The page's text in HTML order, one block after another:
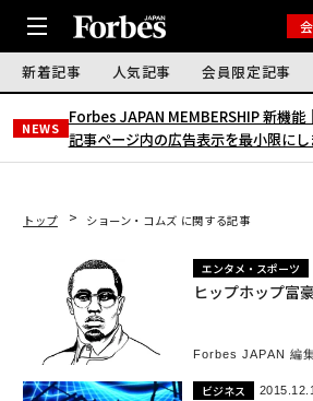
新着記事 人気記事 会員限定記事
NEWS
Forbes JAPAN MEMBERSHIP 新機能｜
記事ページ内の広告表示を最小限にし
トップ ショーン・コムズ に関する記事
エンタメ・スポーツ
ヒップホップ富
Forbes JAPAN 編
ビジネス